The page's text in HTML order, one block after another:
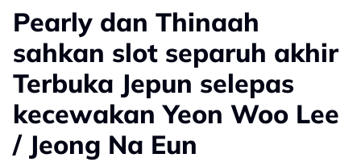
Pearly dan Thinaah
sahkan slot separuh akhir
Terbuka Jepun selepas
kecewakan Yeon Woo Lee
/ Jeong Na Eun